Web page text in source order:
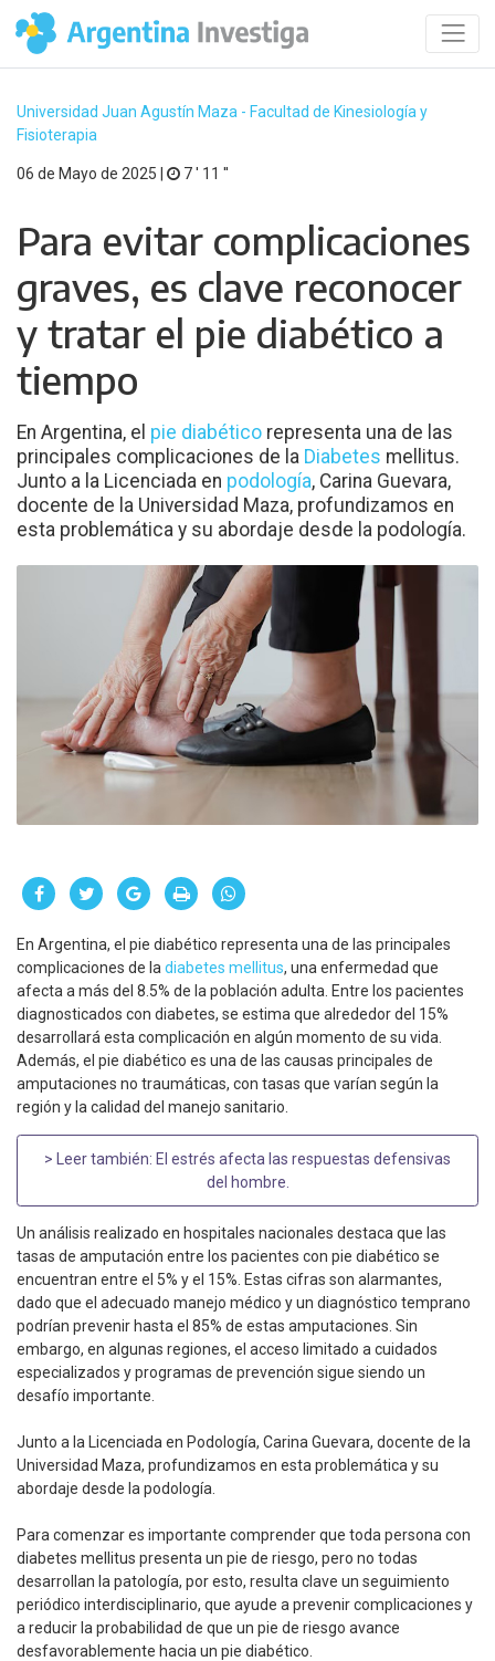
Universidad Juan Agustín Maza - Facultad de Kinesiología y
Fisioterapia
06 de Mayo de 2025 | 7 ′ 11 ′′
Para evitar complicaciones
graves, es clave reconocer
y tratar el pie diabético a
tiempo
En Argentina, el pie diabético representa una de las
principales complicaciones de la Diabetes mellitus.
Junto a la Licenciada en podología, Carina Guevara,
docente de la Universidad Maza, profundizamos en
esta problemática y su abordaje desde la podología.
En Argentina, el pie diabético representa una de las principales
complicaciones de la diabetes mellitus, una enfermedad que
afecta a más del 8.5% de la población adulta. Entre los pacientes
diagnosticados con diabetes, se estima que alrededor del 15%
desarrollará esta complicación en algún momento de su vida.
Además, el pie diabético es una de las causas principales de
amputaciones no traumáticas, con tasas que varían según la
región y la calidad del manejo sanitario.
> Leer también: El estrés afecta las respuestas defensivas
del hombre
Un análisis realizado en hospitales nacionales destaca que las
tasas de amputación entre los pacientes con pie diabético se
encuentran entre el 5% y el 15%. Estas cifras son alarmantes,
dado que el adecuado manejo médico y un diagnóstico temprano
podrían prevenir hasta el 85% de estas amputaciones. Sin
embargo, en algunas regiones, el acceso limitado a cuidados
especializados y programas de prevención sigue siendo un
desafío importante.
Junto a la Licenciada en Podología, Carina Guevara, docente de la
Universidad Maza, profundizamos en esta problemática y su
abordaje desde la podología.
Para comenzar es importante comprender que toda persona con
diabetes mellitus presenta un pie de riesgo, pero no todas
desarrollan la patología, por esto, resulta clave un seguimiento
periódico interdisciplinario, que ayude a prevenir complicaciones y
a reducir la probabilidad de que un pie de riesgo avance
desfavorablemente hacia un pie diabético.